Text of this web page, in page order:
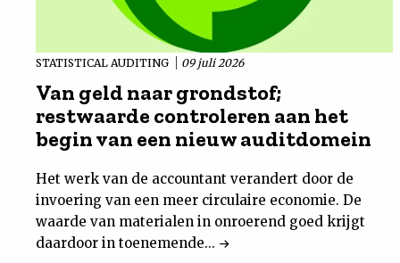
STATISTICAL AUDITING 09 juli 2026
Van geld naar grondstof;
restwaarde controleren aan het
begin van een nieuw auditdomein
Het werk van de accountant verandert door de
invoering van een meer circulaire economie. De
waarde van materialen in onroerend goed krijgt
daardoor in toenemende...